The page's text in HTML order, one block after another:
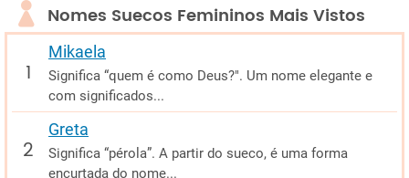
Nomes Suecos Femininos Mais Vistos
Mikaela
Significa “quem é como Deus?". Um nome elegante e
com significados...
Greta
Significa “pérola”. A partir do sueco, é uma forma
encurtada do nome...